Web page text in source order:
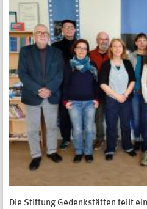
Die Stiftung Gedenkstätten teilt